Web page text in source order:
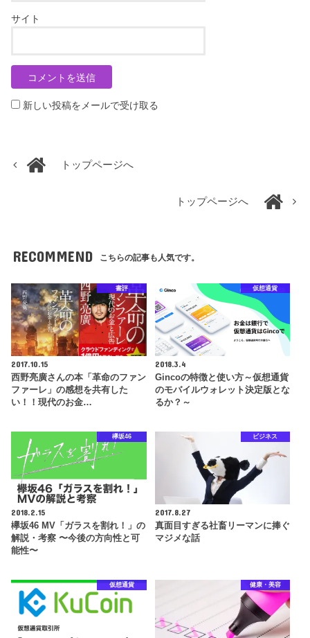
サイト
新しい投稿をメールで受け取る
トップページへ
トップページへ
RECOMMEND こちらの記事も人気です。
書評
2017.10.15
西野亮廣さんの本「革命のファン
ファーレ」の感想を共有した
い！！現代のお金…
仮想通貨
2018.3.4
Gincoの特徴と使い方～仮想通貨
のモバイルウォレット決定版とな
るか？～
欅坂46
2018.2.15
欅坂46 MV「ガラスを割れ！」の
解説・考察 〜今後の方向性と可
能性〜
ビジネス
2017.8.27
真面目すぎる社畜リーマンに捧ぐ
マジメな話
仮想通貨 健康・美容